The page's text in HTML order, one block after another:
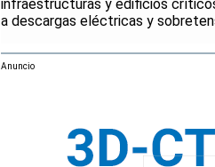
infraestructuras y edificios
a descargas eléctricas y
Anuncio